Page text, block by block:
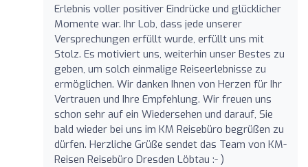
Erlebnis voller positiver Eindrücke und glücklicher
Momente war. Ihr Lob, dass jede unserer
Versprechungen erfüllt wurde, erfüllt uns mit
Stolz. Es motiviert uns, weiterhin unser Bestes zu
geben, um solch einmalige Reiseerlebnisse zu
ermöglichen. Wir danken Ihnen von Herzen für Ihr
Vertrauen und Ihre Empfehlung. Wir freuen uns
schon sehr auf ein Wiedersehen und darauf, Sie
bald wieder bei uns im KM Reisebüro begrüßen zu
dürfen. Herzliche Grüße sendet das Team von KM-
Reisen Reisebüro Dresden Löbtau :- )